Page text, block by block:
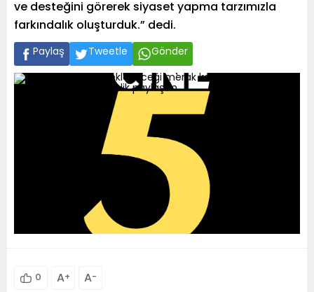
ve desteğini görerek siyaset yapma tarzımızla
farkındalık oluşturduk.” dedi.
Paylaş Tweetle Gönder
0 A+ A-